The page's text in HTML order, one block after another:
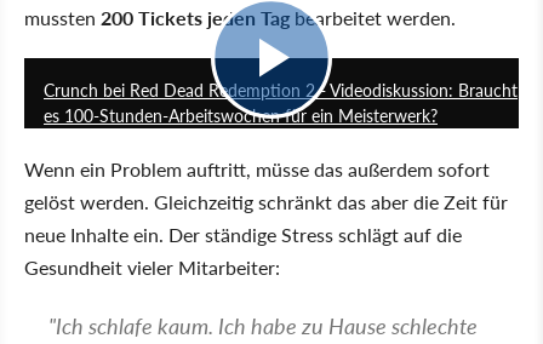
mussten 200 Tickets jeden Tagbearbeitet werden.
Crunch bei Red Dead Redemption 2 - Videodiskussion: Braucht
es 100-Stunden-Arbeitswochen für ein Meisterwerk?
Wenn ein Problem auftritt, müsse das außerdem sofort
gelöst werden. Gleichzeitig schränkt das aber die Zeit für
neue Inhalte ein. Der ständige Stress schlägt auf die
Gesundheit vieler Mitarbeiter:
"Ich schlafe kaum. Ich habe zu Hause schlechte